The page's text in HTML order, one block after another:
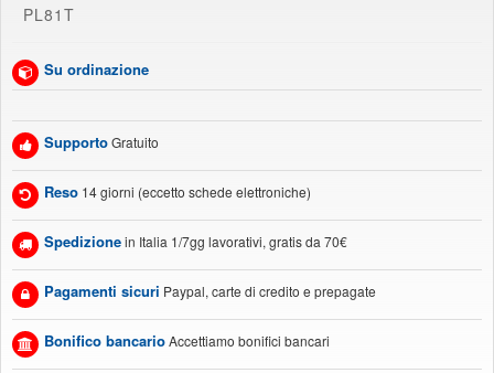
PL81T
Su ordinazione
SupportoGratuito
Reso 14 giorni (eccetto schede elettroniche)
Spedizionein Italia 1/7gg lavorativi, gratis da 70€
Pagamenti sicuri Paypal, carte di credito e prepagate
Bonifico bancarioAccettiamo bonifici bancari